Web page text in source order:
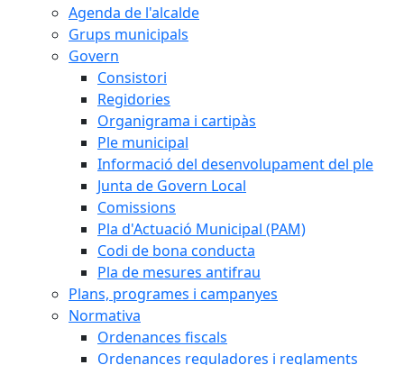
Agenda de l'alcalde
Grups municipals
Govern
Consistori
Regidories
Organigrama i cartipàs
Ple municipal
Informació del desenvolupament del ple
Junta de Govern Local
Comissions
Pla d'Actuació Municipal (PAM)
Codi de bona conducta
Pla de mesures antifrau
Plans, programes i campanyes
Normativa
Ordenances fiscals
Ordenances reguladores i reglaments